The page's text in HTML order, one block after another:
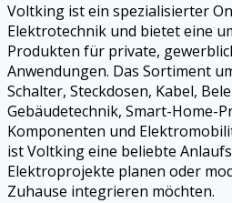
Voltking ist ein spezialisierter
Elektrotechnik und bietet eine
Produkten für private,
Anwendungen. Das Sortiment
Schalter, Steckdosen, Kabel,
Gebäudetechnik, Smart-Home-
Komponenten und
ist Voltking eine beliebte
Elektroprojekte planen oder
Zuhause integrieren möchten.